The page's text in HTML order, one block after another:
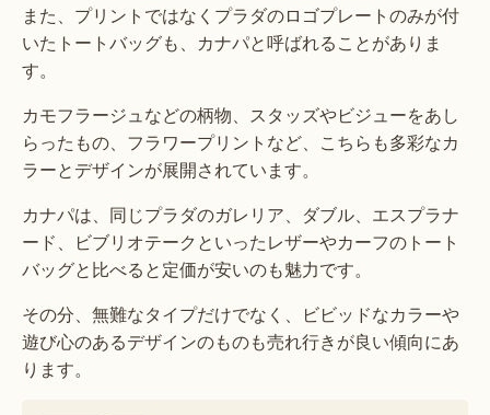
また、プリントではなくプラダのロゴプレートのみが付
いたトートバッグも、カナパと呼ばれることがありま
す。
カモフラージュなどの柄物、スタッズやビジューをあし
らったもの、フラワープリントなど、こちらも多彩なカ
ラーとデザインが展開されています。
カナパは、同じプラダのガレリア、ダブル、エスプラナ
ード、ビブリオテークといったレザーやカーフのトート
バッグと比べると定価が安いのも魅力です。
その分、無難なタイプだけでなく、ビビッドなカラーや
遊び心のあるデザインのものも売れ行きが良い傾向にあ
ります。